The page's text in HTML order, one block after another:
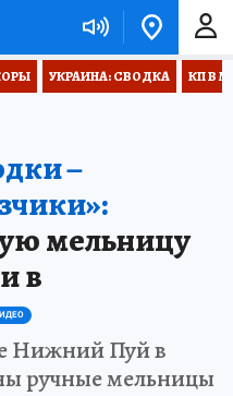
УКРАИНА: СВОДКА КП В
–
мельницу
в
Нижний Пуй в
ручные мельницы